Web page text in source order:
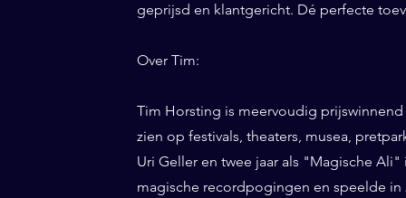
geprijsd en klantgericht. Dé perfecte
Over Tim:
Tim Horsting is meervoudig
zien op festivals, theaters, musea,
Uri Geller en twee jaar als "Magische
magische recordpogingen en speelde in